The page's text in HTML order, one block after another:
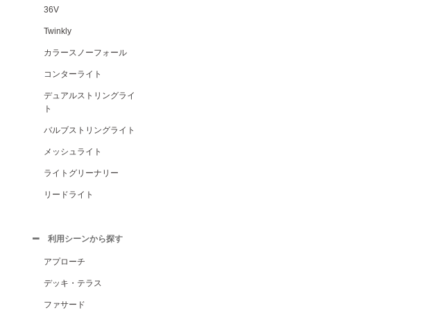
36V
Twinkly
カラースノーフォール
コンターライト
デュアルストリングライ
ト
バルブストリングライト
メッシュライト
ライトグリーナリー
リードライト
利用シーンから探す
アプローチ
デッキ・テラス
ファサード